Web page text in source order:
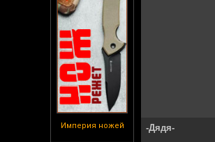
Империя ножей -Дядя-